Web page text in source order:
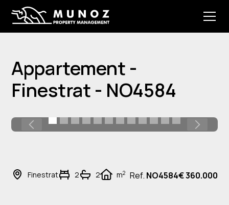
Appartement -
Finestrat - NO4584
Finestrat 2 2 m2 Ref. NO4584€ 360.000